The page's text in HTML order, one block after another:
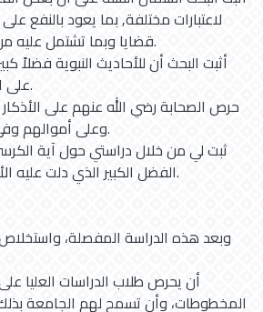
لاعتبارات مختلفة, بما يعود بالنفع
قضايا وبما تشتمل عليه
على
وعلى أموالهم
الفضل الكبير الذي دلت عليه
وبعد هذه الدراسة المفصلة، واستخلاص
المخطوطات، وأن تسمح لهم الجامعة